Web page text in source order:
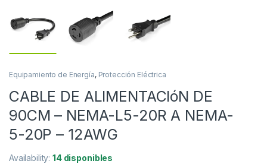
Equipamiento de Energía, Protección Eléctrica
CABLE DE ALIMENTACIóN DE
90CM – NEMA-L5-20R A NEMA-
5-20P – 12AWG
Availability:14 disponibles